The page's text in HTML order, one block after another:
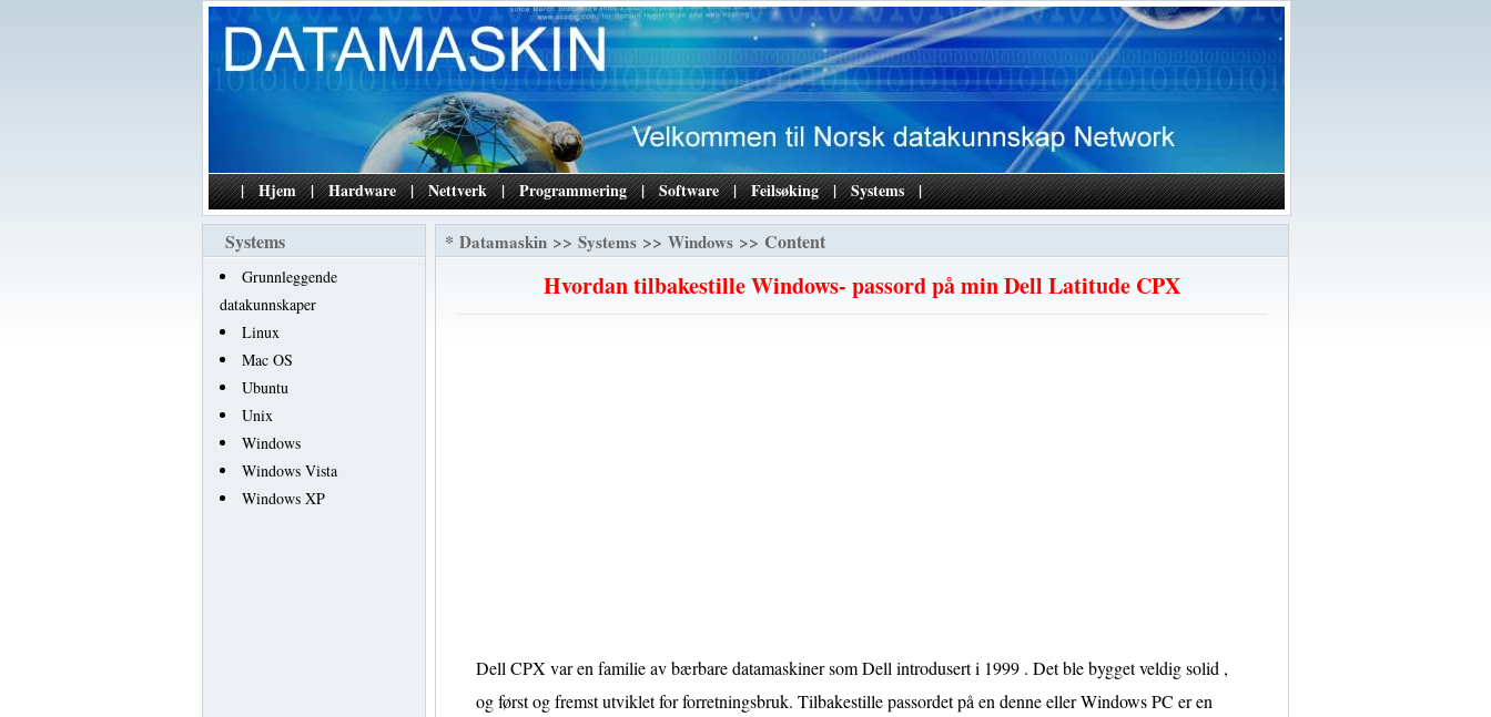
| Hjem | Hardware | Nettverk | Programmering | Software | Feilsøking | Systems |
Systems
Grunnleggende
datakunnskaper
Linux
Mac OS
Ubuntu
Unix
Windows
Windows Vista
Windows XP
* Datamaskin >> Systems >> Windows >> Content
Hvordan tilbakestille Windows- passord på min Dell Latitude CPX
Dell CPX var en familie av bærbare datamaskiner som Dell introdusert i 1999 . Det ble bygget veldig solid ,
og først og fremst utviklet for forretningsbruk. Tilbakestille passordet på en denne eller Windows PC er en